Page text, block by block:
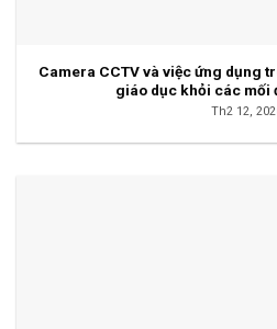
Camera CCTV và việc ứng dụng
giáo dục khỏi các mối
Th2 12,